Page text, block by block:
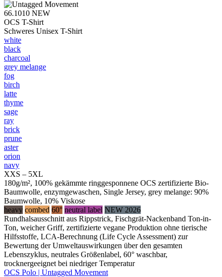
66.1010 NEW
OCS T-Shirt
Schweres Unisex T-Shirt
white
black
charcoal
grey melange
fog
birch
latte
thyme
sage
ray
brick
prune
aster
orion
navy
XXS – 5XL
180g/m², 100% gekämmte ringgesponnene OCS zertifizierte Bio-
Baumwolle, enzymgewaschen, Single Jersey, grey melange: 90%
Baumwolle, 10% Viskose
heavy combed 60° neutral label NEW 2026
Rundhalsausschnitt aus Rippstrick, Fischgrät-Nackenband Ton-in-
Ton, weicher Griff, zertifizierte vegane Produktion ohne tierische
Hilfsstoffe, LCA-Berechnung (Life Cycle Assessment) zur
Bewertung der Umweltauswirkungen über den gesamten
Lebenszyklus, neutrales Größenlabel, 60° waschbar,
trocknergeeignet bei niedriger Temperatur
OCS Polo | Untagged Movement